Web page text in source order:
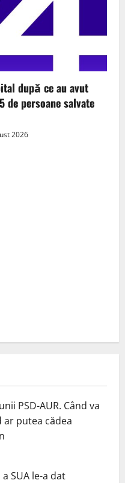
după ce au avut
de persoane salvate
2026
PSD-AUR. Când va
ar putea cădea
SUA le-a dat